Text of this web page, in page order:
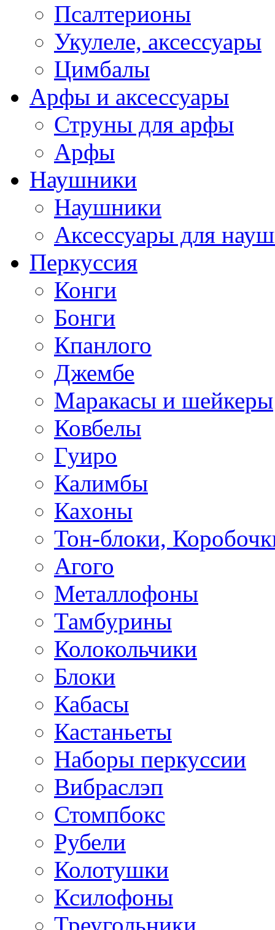
Псалтерионы
Укулеле, аксессуары
Цимбалы
Арфы и аксессуары
Струны для арфы
Арфы
Наушники
Наушники
Аксессуары для
Перкуссия
Конги
Бонги
Кпанлого
Джембе
Маракасы и шейкеры
Ковбелы
Гуиро
Калимбы
Кахоны
Тон-блоки,
Агого
Металлофоны
Тамбурины
Колокольчики
Блоки
Кабасы
Кастаньеты
Наборы перкуссии
Вибраслэп
Стомпбокс
Рубели
Колотушки
Ксилофоны